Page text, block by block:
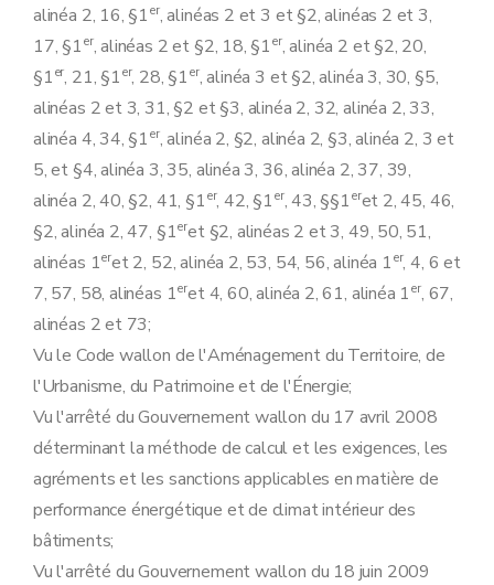
Art. 16
Section 3 Rénovation simple
Art. 17
Art. 18
Section 4 Changement de destination
Art. 19
Section5
(Systèmes
Art. 19/1
Art.
19/2
Chapitre III Documents procéduraux relatifs aux exigences PEB
Art. 20
Art. 21
Art. 22
Art. 23
Art. 24
Art. 25
Art. 26
Art. 27
Art. 28
Chapitre IV Procédures PEB
Art. 29
Titre IV Certificats de performance énergétique des bâtiments
Chapitre I
Régime de la certification
Section 1re
Catégories de certificats PEB
Art. 31
Art. 32
alinéa 2, 16, §1er, alinéas 2 et 3 et §2, alinéas 2 et 3,
17, §1er, alinéas 2 et §2, 18, §1er, alinéa 2 et §2, 20,
§1er, 21, §1er, 28, §1er, alinéa 3 et §2, alinéa 3, 30, §5,
alinéas 2 et 3, 31, §2 et §3, alinéa 2, 32, alinéa 2, 33,
alinéa 4, 34, §1er, alinéa 2, §2, alinéa 2, §3, alinéa 2, 3 et
5, et §4, alinéa 3, 35, alinéa 3, 36, alinéa 2, 37, 39,
alinéa 2, 40, §2, 41, §1er, 42, §1er, 43, §§1eret 2, 45, 46,
§2, alinéa 2, 47, §1eret §2, alinéas 2 et 3, 49, 50, 51,
alinéas 1eret 2, 52, alinéa 2, 53, 54, 56, alinéa 1er, 4, 6 et
7, 57, 58, alinéas 1eret 4, 60, alinéa 2, 61, alinéa 1er, 67,
alinéas 2 et 73;
Vu le Code wallon de l'Aménagement du Territoire, de
l'Urbanisme, du Patrimoine et de l'Énergie;
Vu l'arrêté du Gouvernement wallon du 17 avril 2008
déterminant la méthode de calcul et les exigences, les
agréments et les sanctions applicables en matière de
performance énergétique et de climat intérieur des
bâtiments;
Vu l'arrêté du Gouvernement wallon du 18 juin 2009